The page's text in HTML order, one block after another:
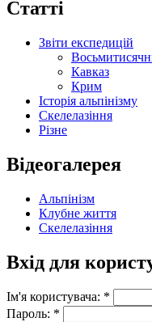
Статті
Звіти експедицій
Кавказ
Крим
Історія альпінізму
Скелелазіння
Різне
Відеогалерея
Альпінізм
Клубне життя
Скелелазіння
Вхід для
Ім'я користувача: *
Пароль: *